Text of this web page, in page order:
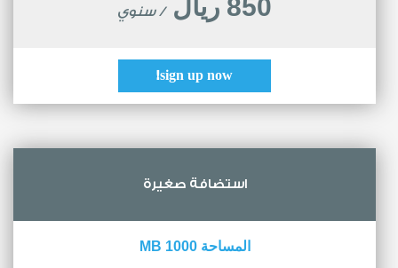
850 ريال / سنوي
sign up now!
استضافة صغيرة
المساحة 1000 MB